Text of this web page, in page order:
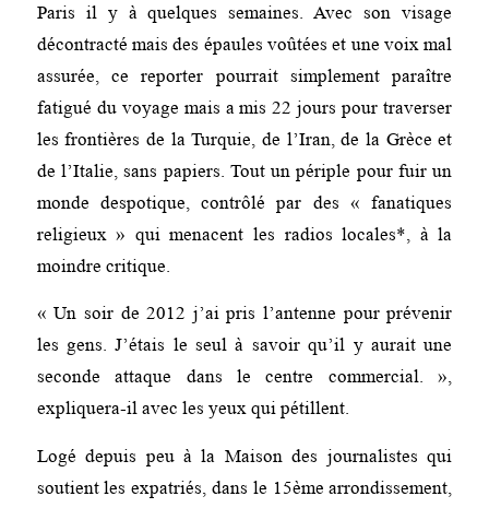
Paris il y à quelques semaines. Avec son visage
décontracté mais des épaules voûtées et une voix mal
assurée, ce reporter pourrait simplement paraître
fatigué du voyage mais a mis 22 jours pour traverser
les frontières de la Turquie, de l’Iran, de la Grèce et
de l’Italie, sans papiers. Tout un périple pour fuir un
monde despotique, contrôlé par des « fanatiques
religieux » qui menacent les radios locales*, à la
moindre critique.
« Un soir de 2012 j’ai pris l’antenne pour prévenir
les gens. J’étais le seul à savoir qu’il y aurait une
seconde attaque dans le centre commercial. »,
expliquera-il avec les yeux qui pétillent.
Logé depuis peu à la Maison des journalistes qui
soutient les expatriés, dans le 15ème arrondissement,